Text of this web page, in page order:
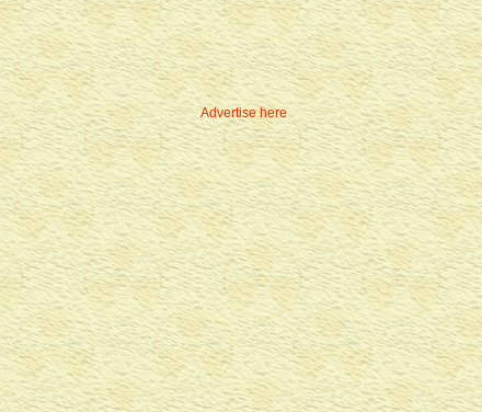
Advertise here